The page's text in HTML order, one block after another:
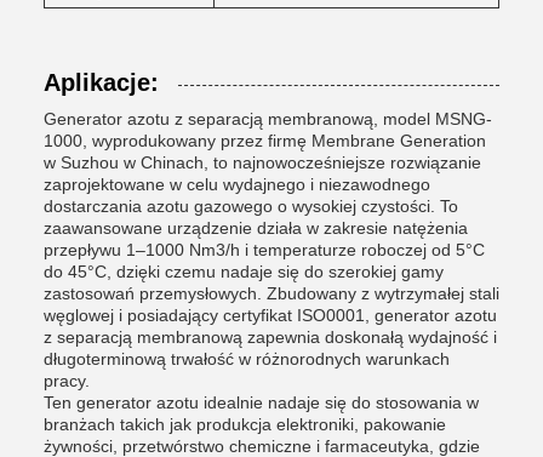
Aplikacje:
Generator azotu z separacją membranową, model MSNG-
1000, wyprodukowany przez firmę Membrane Generation
w Suzhou w Chinach, to najnowocześniejsze rozwiązanie
zaprojektowane w celu wydajnego i niezawodnego
dostarczania azotu gazowego o wysokiej czystości. To
zaawansowane urządzenie działa w zakresie natężenia
przepływu 1–1000 Nm3/h i temperaturze roboczej od 5°C
do 45°C, dzięki czemu nadaje się do szerokiej gamy
zastosowań przemysłowych. Zbudowany z wytrzymałej stali
węglowej i posiadający certyfikat ISO0001, generator azotu
z separacją membranową zapewnia doskonałą wydajność i
długoterminową trwałość w różnorodnych warunkach
pracy.
Ten generator azotu idealnie nadaje się do stosowania w
branżach takich jak produkcja elektroniki, pakowanie
żywności, przetwórstwo chemiczne i farmaceutyka, gdzie